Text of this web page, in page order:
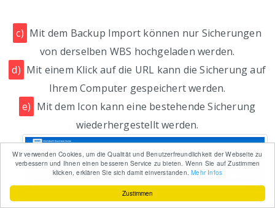
Zustimmen
Wir verwenden Cookies, um die Qualität und Benutzerfreundlichkeit der Webseite zu
verbessern und Ihnen einen besseren Service zu bieten. Wenn Sie auf Zustimmen
klicken, erklären Sie sich damit einverstanden.Mehr Infos
c) Mit dem Backup Import können nur Sicherungen
von derselben WBS hochgeladen werden.
d) Mit einem Klick auf die URL kann die Sicherung auf
Ihrem Computer gespeichert werden.
e) Mit dem Icon kann eine bestehende Sicherung
wiederhergestellt werden.